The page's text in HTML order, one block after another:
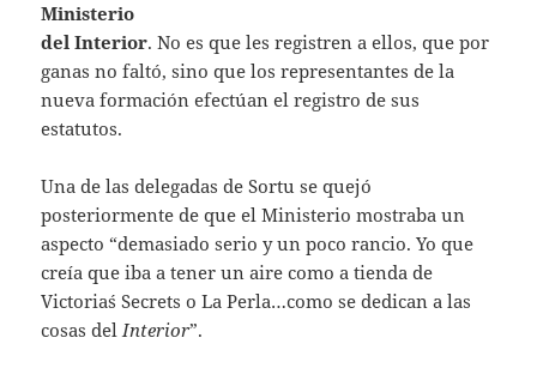
Ministerio
del Interior. No es que les registren a ellos, que por
ganas no faltó, sino que los representantes de la
nueva formación efectúan el registro de sus
estatutos.
Una de las delegadas de Sortu se quejó
posteriormente de que el Ministerio mostraba un
aspecto “demasiado serio y un poco rancio. Yo que
creía que iba a tener un aire como a tienda de
Victoria´s Secrets o La Perla…como se dedican a las
cosas delInterior”.